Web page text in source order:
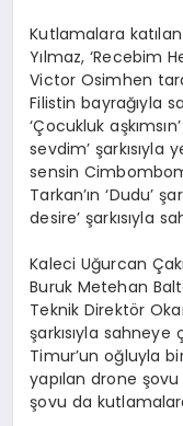
Kutlamalara
Yılmaz, ‘Recebim
Victor Osimhen
Filistin bayrağıyla
‘Çocukluk
sevdim’ şarkısıyla
sensin
Tarkan’ın ‘Dudu’
desire’ şarkısıyla
Kaleci Uğurcan
Buruk Metehan
Teknik Direktör
şarkısıyla sahneye
Timur’un oğluyla
yapılan drone
şovu da